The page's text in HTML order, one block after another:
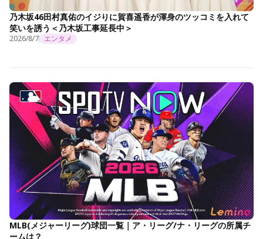
乃木坂46田村真佑のイジりに賀喜遥香が渾身のツッコミを入れて
笑いを誘う＜乃木坂工事延長中＞
2026/8/7 エンタメ
MLB(メジャーリーグ)球団一覧｜ア・リーグ/ナ・リーグの所属チ
ームは？